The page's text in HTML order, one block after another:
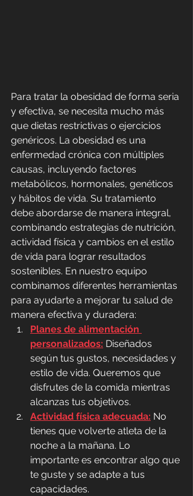
Para tratar la obesidad de forma seria
y efectiva, se necesita mucho más
que dietas restrictivas o ejercicios
genéricos. La obesidad es una
enfermedad crónica con múltiples
causas, incluyendo factores
metabólicos, hormonales, genéticos
y hábitos de vida. Su tratamiento
debe abordarse de manera integral,
combinando estrategias de nutrición,
actividad física y cambios en el estilo
de vida para lograr resultados
sostenibles. En nuestro equipo
combinamos diferentes herramientas
para ayudarte a mejorar tu salud de
manera efectiva y duradera:
Planes de alimentación
personalizados: Diseñados
según tus gustos, necesidades y
estilo de vida. Queremos que
disfrutes de la comida mientras
alcanzas tus objetivos.
Actividad física adecuada: No
tienes que volverte atleta de la
noche a la mañana. Lo
importante es encontrar algo que
te guste y se adapte a tus
capacidades.